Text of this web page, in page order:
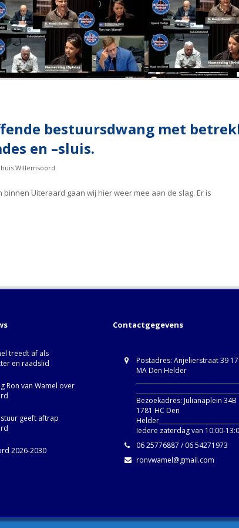
bestuursdwang met
en –sluis.
Willemsoord
Uiteraard gaan wij hier weer mee aan de slag. Er is
treedt af als
en raadslid
Ron van Wamel over
geeft aftrap
2026-2030
Contactgegevens
Postadres: Anjelierstraat 39
MA Den Helder
Bezoekadres: Julianaplein 34B
1781 HC Den
Helder____________________________
Iedere zaterdag van 10:00-
06 25776887 / 06 54271973
ronvwamel@gmail.com